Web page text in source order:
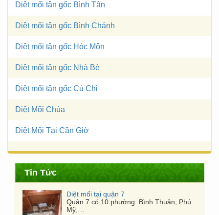
Diệt mối tận gốc Bình Tân
Diệt mối tận gốc Bình Chánh
Diệt mối tận gốc Hóc Môn
Diệt mối tận gốc Nhà Bè
Diệt mối tận gốc Củ Chi
Diệt Mối Chúa
Diệt Mối Tại Cần Giờ
Tin Tức
Diệt mối tại quận 7
Mỹ,…
Diệt mối tại Gò Vấp
Công ty diệt mối Thành Sinh chuyên
Nhận…